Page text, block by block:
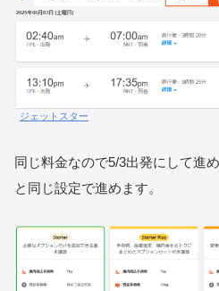
ジェットスター
同じ料金なので5/3出発にして進
と同じ設定で進めます。